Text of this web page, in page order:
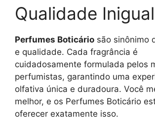
Qualidade
Perfumes Boticário são sinônimo
e qualidade. Cada fragrância é
cuidadosamente formulada pelos
perfumistas, garantindo uma
olfativa única e duradoura. Você
melhor, e os Perfumes Boticário
oferecer exatamente isso.